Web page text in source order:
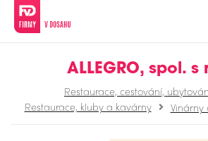
ALLEGRO, spol. s
Restaurace, cestování,
Restaurace, kluby a kavárny
Vinárny